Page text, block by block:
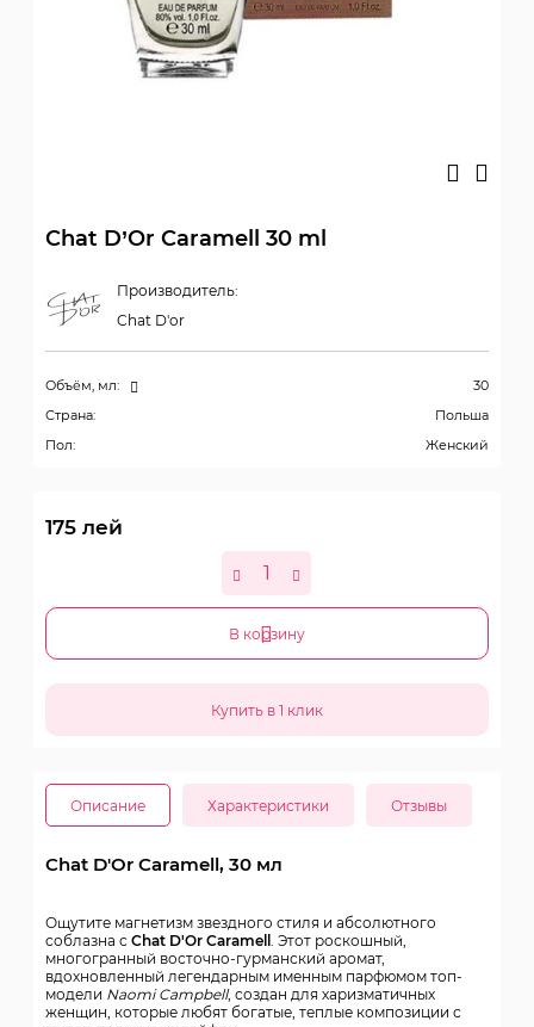
Chat D’Or Caramell 30 ml
Производитель:
Chat D'or
Объём, мл:
30
Страна:
Польша
Пол:
Женский
175 лей
В корзину
Описание Характеристики Отзывы
Chat D'Or Caramell, 30 мл
Ощутите магнетизм звездного стиля и абсолютного
соблазна с Chat D'Or Caramell . Этот роскошный,
многогранный восточно-гурманский аромат,
вдохновленный легендарным именным парфюмом топ-
модели Naomi Campbell, создан для харизматичных
женщин, которые любят богатые, теплые композиции с